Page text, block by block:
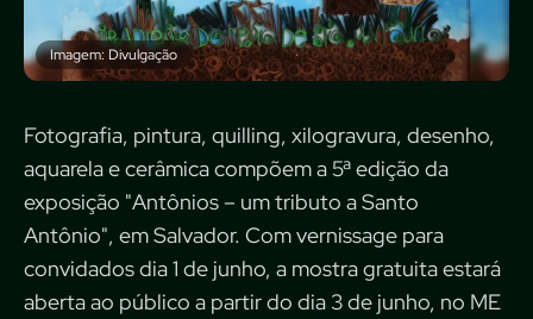
Imagem: Divulgação
Fotografia, pintura, quilling, xilogravura, desenho,
aquarela e cerâmica compõem a 5ª edição da
exposição "Antônios – um tributo a Santo
Antônio", em Salvador. Com vernissage para
convidados dia 1 de junho, a mostra gratuita estará
aberta ao público a partir do dia 3 de junho, no ME